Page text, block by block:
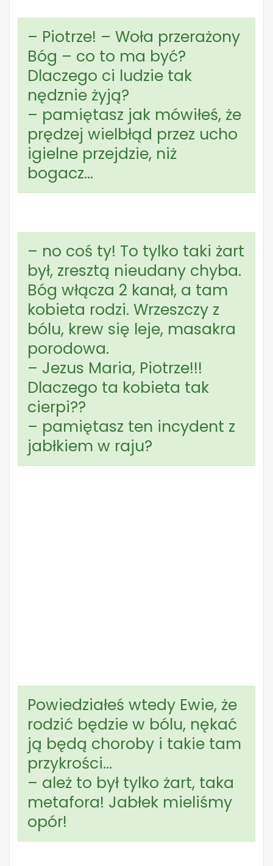
– Piotrze! – Woła przerażony
Bóg – co to ma być?
Dlaczego ci ludzie tak
nędznie żyją?
– pamiętasz jak mówiłeś, że
prędzej wielbłąd przez ucho
igielne przejdzie, niż
bogacz…
– no coś ty! To tylko taki żart
był, zresztą nieudany chyba.
Bóg włącza 2 kanał, a tam
kobieta rodzi. Wrzeszczy z
bólu, krew się leje, masakra
porodowa.
– Jezus Maria, Piotrze!!!
Dlaczego ta kobieta tak
cierpi??
– pamiętasz ten incydent z
jabłkiem w raju?
Powiedziałeś wtedy Ewie, że
rodzić będzie w bólu, nękać
ją będą choroby i takie tam
przykrości…
– ależ to był tylko żart, taka
metafora! Jabłek mieliśmy
opór!